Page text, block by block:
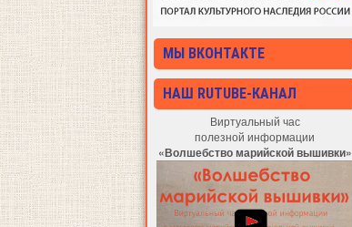
МЫ ВКОНТАКТЕ
НАШ RUTUBE-КАНАЛ
Виртуальный час
полезной информации
«Волшебство марийской вышивки»